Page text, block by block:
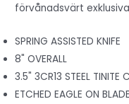
förvånadsvärt
SPRING ASSISTED KNIFE
8" OVERALL
3.5" 3CR13 STEEL TINITE
ETCHED EAGLE ON BLADE